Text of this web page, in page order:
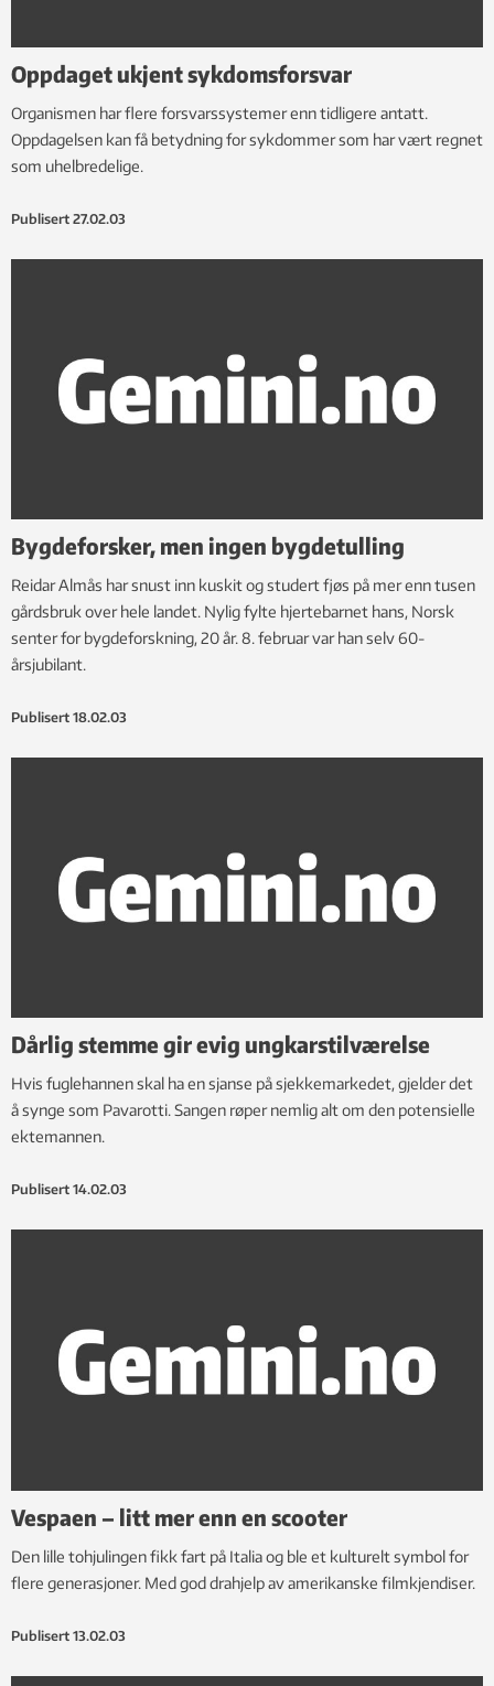
Oppdaget ukjent sykdomsforsvar
Organismen har flere forsvarssystemer enn tidligere antatt.
Oppdagelsen kan få betydning for sykdommer som har vært regnet
som uhelbredelige.
Publisert 27.02.03
Bygdeforsker, men ingen bygdetulling
Reidar Almås har snust inn kuskit og studert fjøs på mer enn tusen
gårdsbruk over hele landet. Nylig fylte hjertebarnet hans, Norsk
senter for bygdeforskning, 20 år. 8. februar var han selv 60-
årsjubilant.
Publisert 18.02.03
Dårlig stemme gir evig ungkarstilværelse
Hvis fuglehannen skal ha en sjanse på sjekkemarkedet, gjelder det
å synge som Pavarotti. Sangen røper nemlig alt om den potensielle
ektemannen.
Publisert 14.02.03
Vespaen – litt mer enn en scooter
Den lille tohjulingen fikk fart på Italia og ble et kulturelt symbol for
flere generasjoner. Med god drahjelp av amerikanske filmkjendiser.
Publisert 13.02.03